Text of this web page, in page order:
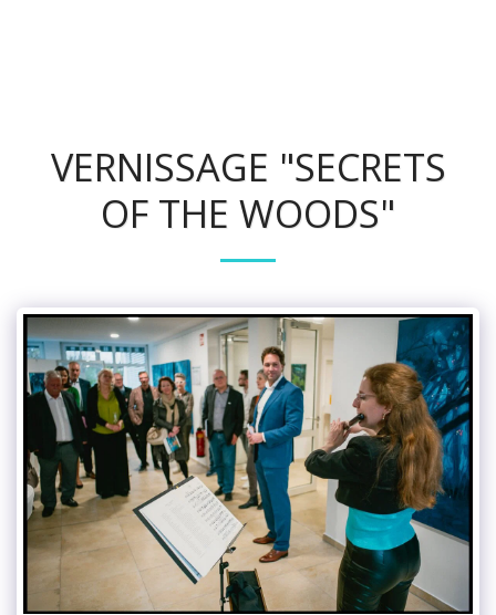
VERNISSAGE "SECRETS
OF THE WOODS"